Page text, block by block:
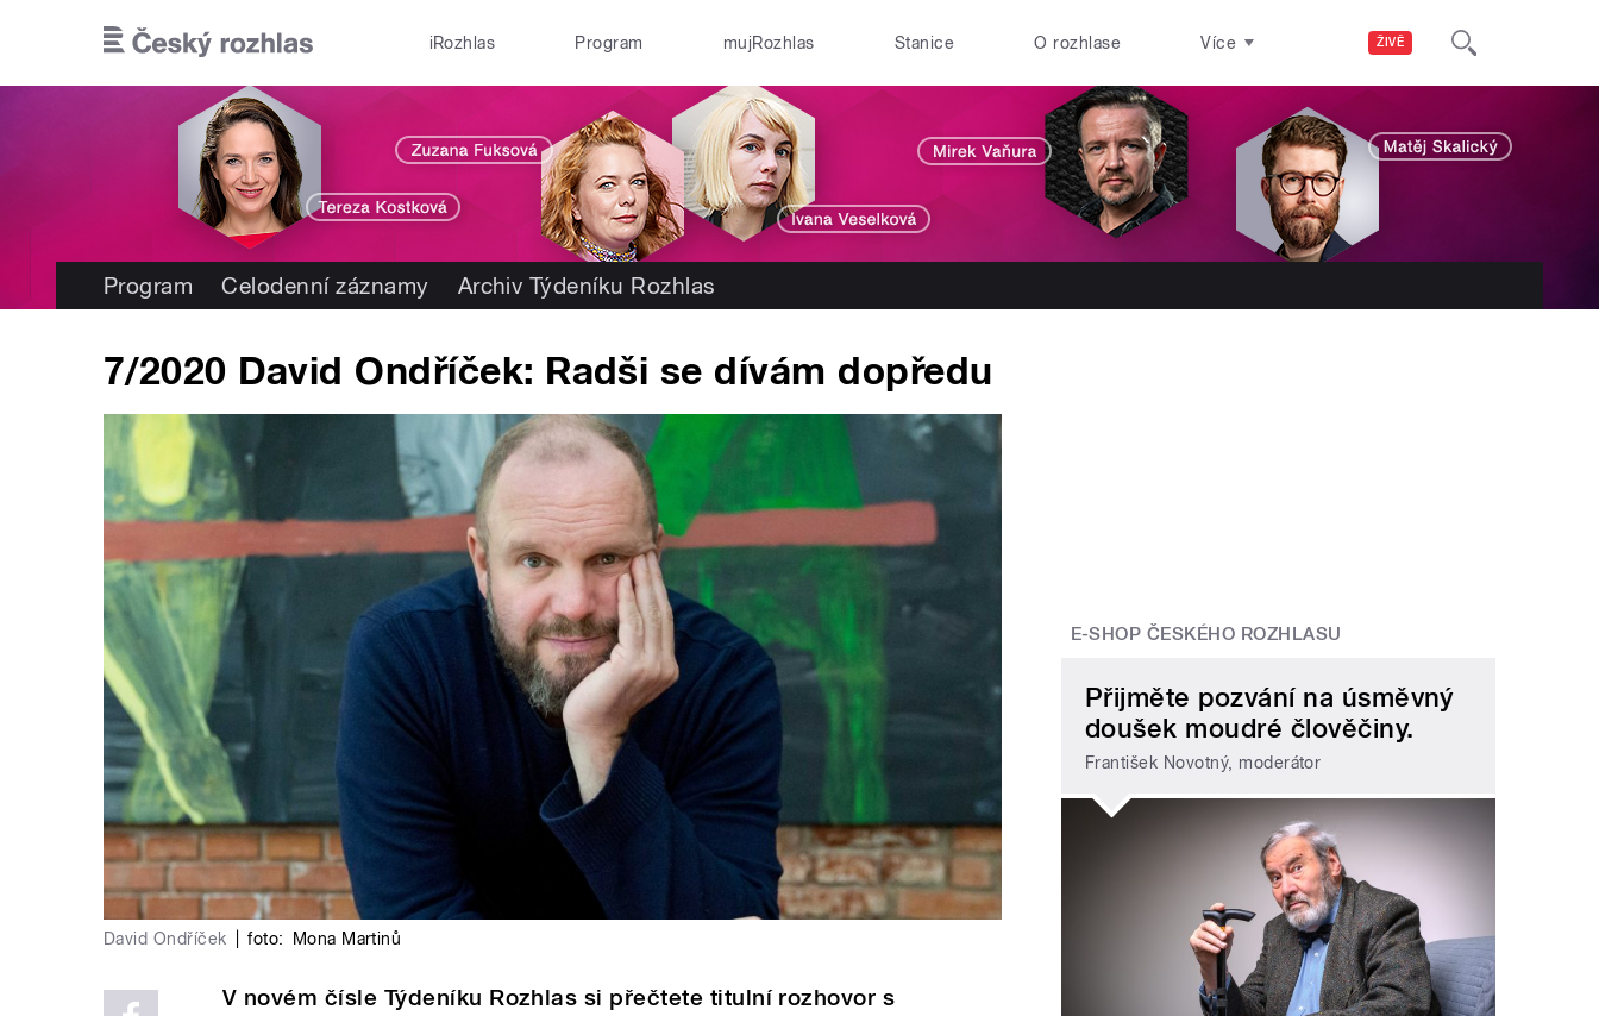
ŽIVĚ
iRozhlas Program mujRozhlas Stanice O rozhlase Více
Program Celodenní záznamy Archiv Týdeníku Rozhlas
7/2020 David Ondříček: Radši se dívám dopředu
David Ondříček foto: Mona Martinů
V novém čísle Týdeníku Rozhlas si přečtete titulní rozhovor s
E-SHOP ČESKÉHO ROZHLASU
Přijměte pozvání na úsměvný
doušek moudré člověčiny.
František Novotný, moderátor